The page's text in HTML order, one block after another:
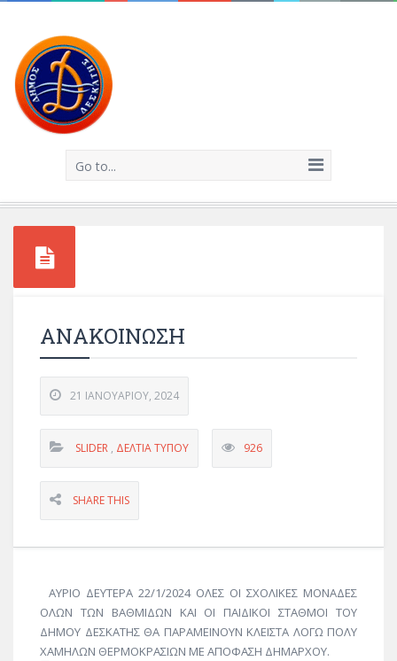
Go to...
ANAKOIΝΩΣΗ
21 ΙΑΝΟΥΑΡΊΟΥ, 2024
SLIDER , ΔΕΛΤΊΑ ΤΎΠΟΥ 926
SHARE THIS
ΑΥΡΙΟ ΔΕΥΤΕΡΑ 22/1/2024 ΟΛΕΣ ΟΙ ΣΧΟΛΙΚΕΣ ΜΟΝΑΔΕΣ
ΟΛΩΝ ΤΩΝ ΒΑΘΜΙΔΩΝ ΚΑΙ ΟΙ ΠΑΙΔΙΚΟΙ ΣΤΑΘΜΟΙ ΤΟΥ
ΔΗΜΟΥ ΔΕΣΚΑΤΗΣ ΘΑ ΠΑΡΑΜΕΙΝΟΥΝ ΚΛΕΙΣΤΑ ΛΟΓΩ ΠΟΛΥ
ΧΑΜΗΛΩΝ ΘΕΡΜΟΚΡΑΣΙΩΝ ΜΕ ΑΠΟΦΑΣΗ ΔΗΜΑΡΧΟΥ.